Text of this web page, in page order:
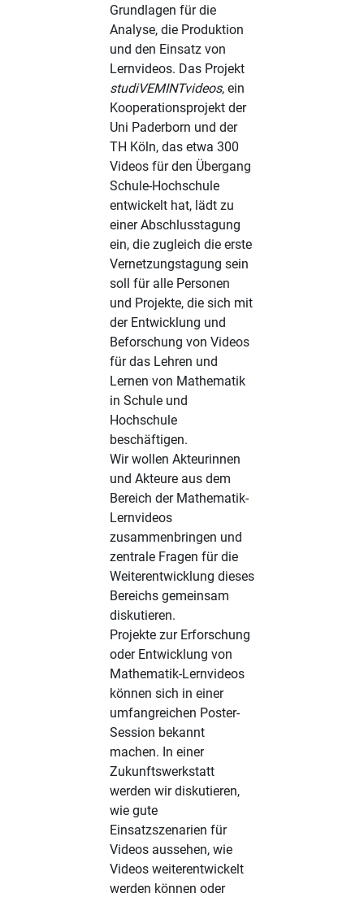
Grundlagen für die
Analyse, die Produktion
und den Einsatz von
Lernvideos. Das Projekt
studiVEMINTvideos, ein
Kooperationsprojekt der
Uni Paderborn und der
TH Köln, das etwa 300
Videos für den Übergang
Schule-Hochschule
entwickelt hat, lädt zu
einer Abschlusstagung
ein, die zugleich die erste
Vernetzungstagung sein
soll für alle Personen
und Projekte, die sich mit
der Entwicklung und
Beforschung von Videos
für das Lehren und
Lernen von Mathematik
in Schule und
Hochschule
beschäftigen.
Wir wollen Akteurinnen
und Akteure aus dem
Bereich der Mathematik-
Lernvideos
zusammenbringen und
zentrale Fragen für die
Weiterentwicklung dieses
Bereichs gemeinsam
diskutieren.
Projekte zur Erforschung
oder Entwicklung von
Mathematik-Lernvideos
können sich in einer
umfangreichen Poster-
Session bekannt
machen. In einer
Zukunftswerkstatt
werden wir diskutieren,
wie gute
Einsatzszenarien für
Videos aussehen, wie
Videos weiterentwickelt
werden können oder